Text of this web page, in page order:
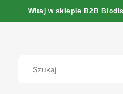
Witaj w sklepie B2B